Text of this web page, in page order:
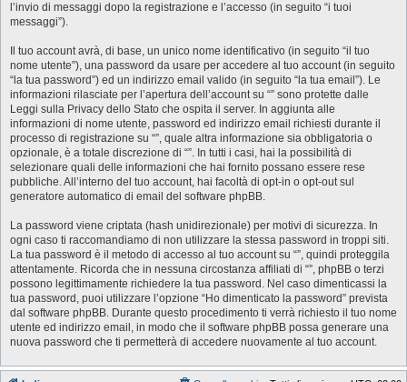
l’invio di messaggi dopo la registrazione e l’accesso (in seguito “i tuoi
messaggi”).
Il tuo account avrà, di base, un unico nome identificativo (in seguito “il tuo
nome utente”), una password da usare per accedere al tuo account (in seguito
“la tua password”) ed un indirizzo email valido (in seguito “la tua email”). Le
informazioni rilasciate per l’apertura dell’account su “” sono protette dalle
Leggi sulla Privacy dello Stato che ospita il server. In aggiunta alle
informazioni di nome utente, password ed indirizzo email richiesti durante il
processo di registrazione su “”, quale altra informazione sia obbligatoria o
opzionale, è a totale discrezione di “”. In tutti i casi, hai la possibilità di
selezionare quali delle informazioni che hai fornito possano essere rese
pubbliche. All’interno del tuo account, hai facoltà di opt-in o opt-out sul
generatore automatico di email del software phpBB.
La password viene criptata (hash unidirezionale) per motivi di sicurezza. In
ogni caso ti raccomandiamo di non utilizzare la stessa password in troppi siti.
La tua password è il metodo di accesso al tuo account su “”, quindi proteggila
attentamente. Ricorda che in nessuna circostanza affiliati di “”, phpBB o terzi
possono legittimamente richiedere la tua password. Nel caso dimenticassi la
tua password, puoi utilizzare l’opzione “Ho dimenticato la password” prevista
dal software phpBB. Durante questo procedimento ti verrà richiesto il tuo nome
utente ed indirizzo email, in modo che il software phpBB possa generare una
nuova password che ti permetterà di accedere nuovamente al tuo account.